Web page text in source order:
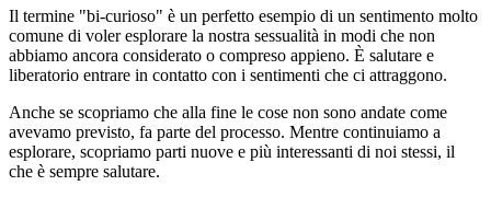
Il termine "bi-curioso" è un perfetto esempio di un sentimento molto
comune di voler esplorare la nostra sessualità in modi che non
abbiamo ancora considerato o compreso appieno. È salutare e
liberatorio entrare in contatto con i sentimenti che ci attraggono.
Anche se scopriamo che alla fine le cose non sono andate come
avevamo previsto, fa parte del processo. Mentre continuiamo a
esplorare, scopriamo parti nuove e più interessanti di noi stessi, il
che è sempre salutare.